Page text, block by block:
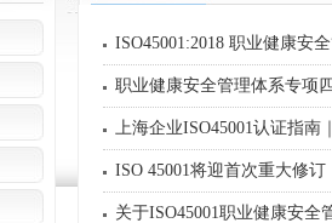
ISO45001:2018 职业健康安
职业健康安全管理体系专项
上海企业ISO45001认证指
ISO 45001将迎首次重大修
关于ISO45001职业健康安全
口碑铸就品牌，10年客户0投诉
聚集了上海权威认证机构50多位资
提供7×24小时不间断的权威专业认